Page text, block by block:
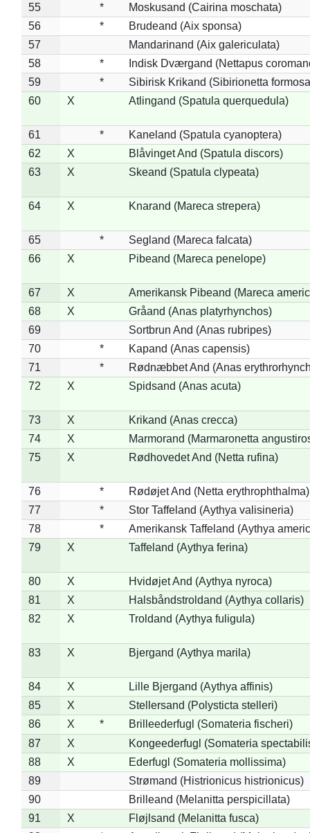
55
*
Moskusand (Cairina moschata)
56
*
Brudeand (Aix sponsa)
57
Mandarinand (Aix galericulata)
58
*
Indisk Dværgand (Nettapus
59
*
Sibirisk Krikand (Sibirionetta
60
X Atlingand (Spatula querquedula)
61 *
Kaneland (Spatula cyanoptera)
62
X
Blåvinget And (Spatula discors)
63
X Skeand (Spatula clypeata)
64 X Knarand (Mareca strepera)
65 *
Segland (Mareca falcata)
66
X Pibeand (Mareca penelope)
67 X
Amerikansk Pibeand (Mareca
68
X
Gråand (Anas platyrhynchos)
69
Sortbrun And (Anas rubripes)
70
*
Kapand (Anas capensis)
71
*
Rødnæbbet And (Anas
72
X Spidsand (Anas acuta)
73 X
Krikand (Anas crecca)
74
X
Marmorand (Marmaronetta
75
X Rødhovedet And (Netta rufina)
76 *
Rødøjet And (Netta erythrophthalma)
77
*
Stor Taffeland (Aythya valisineria)
78
*
Amerikansk Taffeland (Aythya
79
X Taffeland (Aythya ferina)
80 X
Hvidøjet And (Aythya nyroca)
81
X
Halsbåndstroldand (Aythya collaris)
82
X Troldand (Aythya fuligula)
83 X Bjergand (Aythya marila)
84 X
Lille Bjergand (Aythya affinis)
85
X
Stellersand (Polysticta stelleri)
86
X *
Brilleederfugl (Somateria fischeri)
87
X
Kongeederfugl (Somateria
88
X
Ederfugl (Somateria mollissima)
89
Strømand (Histrionicus histrionicus)
90
Brilleand (Melanitta perspicillata)
91
X
Fløjlsand (Melanitta fusca)